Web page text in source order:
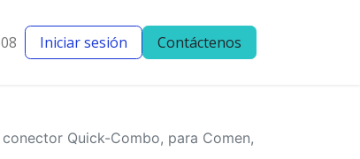
Blog Iniciar sesión Contáctenos
Quick-Combo, para Comen,